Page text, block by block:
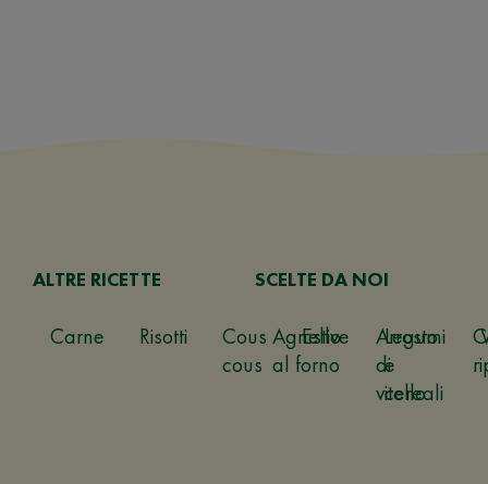
ALTRE RICETTE
Carne Risotti
Cous
cous
Estive
Legumi
e
cereali
SCELTE DA NOI
Agnello
al forno
Arrosto
di
vitello